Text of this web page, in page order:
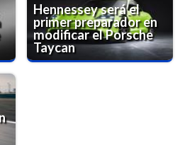
Hennessey será el
primer preparador en
modificar el Porsche
Taycan